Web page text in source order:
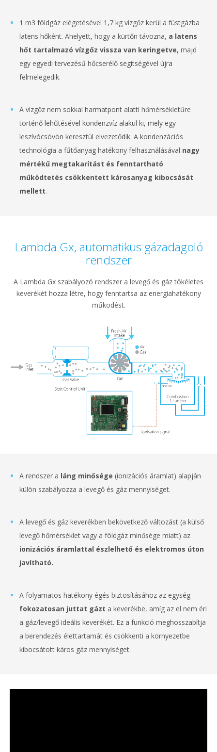
1 m3 földgáz elégetésével 1,7 kg vízgőz kerül a füstgázba
latens hőként. Ahelyett, hogy a kürtőn távozna, a latens
hőt tartalmazó vízgőz vissza van keringetve, majd
egy egyedi tervezésű hőcserélő segítségével újra
felmelegedik.
A vízgőz nem sokkal harmatpont alatti hőmérsékletűre
történő lehűtésével kondenzvíz alakul ki, mely egy
leszívócsövön keresztül elvezetődik. A kondenzációs
technológia a fűtőanyag hatékony felhasználásával nagy
mértékű megtakarítást és fenntartható
működtetés csökkentett károsanyag kibocsását
mellett.
Lambda Gx, automatikus gázadagoló
rendszer
A Lambda Gx szabályozó rendszer a levegő és gáz tökéletes
keverékét hozza létre, hogy fenntartsa az energiahatékony
működést.
A rendszer a láng minősége (ionizációs áramlat) alapján
külön szabályozza a levegő és gáz mennyiséget.
A levegő és gáz keverékben bekövetkező változást (a külső
levegő hőmérséklet vagy a földgáz minősége miatt) az
ionizációs áramlattal észlelhető és elektromos úton
javítható.
A folyamatos hatékony égés biztosításához az egység
fokozatosan juttat gázt a keverékbe, amíg az el nem éri
a gáz/levegő ideális keverékét. Ez a funkció meghosszabítja
a berendezés élettartamát és csökkenti a környezetbe
kibocsátott káros gáz mennyiséget.